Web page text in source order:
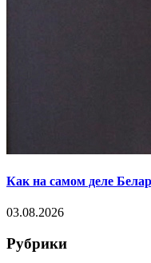
Как на самом деле
03.08.2026
Рубрики